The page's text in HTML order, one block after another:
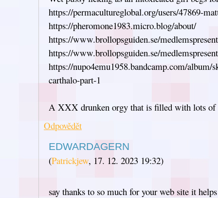
https://permacultureglobal.org/users/47869-
https://pheromone1983.micro.blog/about/
https://www.brollopsguiden.se/
https://www.brollopsguiden.se/
https://nupo4emu1958.bandcamp.com/album/
carthalo-part-1
A XXX drunken orgy that is filled with lots of
Odpovědět
EDWARDAGERN
(Patrickjew, 17. 12. 2023 19:32)
say thanks to so much for your web site it